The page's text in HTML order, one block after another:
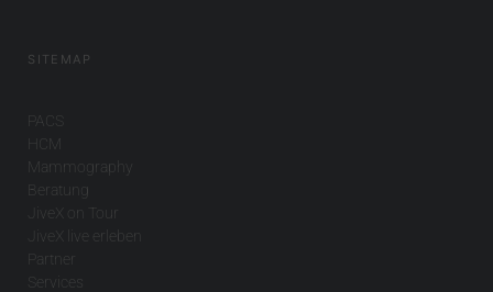
SITEMAP
PACS
HCM
Mammography
Beratung
JiveX on Tour
JiveX live erleben
Partner
Services